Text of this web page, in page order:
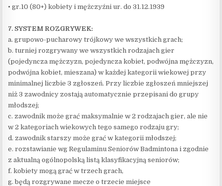
• gr.10 (80+) kobiety i mężczyźni ur. do 31.12.1939
7. SYSTEM ROZGRYWEK:
a. grupowo-pucharowy trójkowy we wszystkich grach;
b. turniej rozgrywany we wszystkich rodzajach gier
(pojedyncza mężczyzn, pojedyncza kobiet, podwójna mężczyzn,
podwójna kobiet, mieszana) w każdej kategorii wiekowej przy
minimalnej liczbie 3 zgłoszeń. Przy liczbie zgłoszeń mniejszej
niż 3 zawodnicy zostają automatycznie przepisani do grupy
młodszej;
c. zawodnik może grać maksymalnie w 2 rodzajach gier, ale nie
w 2 kategoriach wiekowych tego samego rodzaju gry;
d. zawodnik starszy może grać w kategorii młodszej;
e. rozstawianie wg Regulaminu Seniorów Badmintona i zgodnie
z aktualną ogólnopolską listą klasyfikacyjną seniorów;
f. kobiety mogą grać w trzech grach,
g. będą rozgrywane mecze o trzecie miejsce